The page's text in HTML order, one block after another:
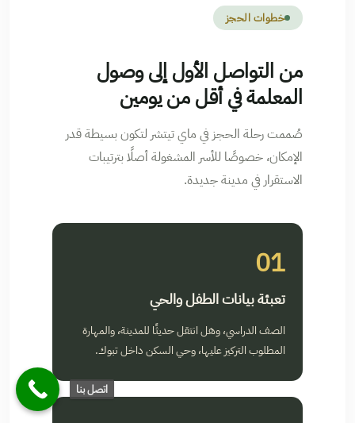
خطوات الحجز
من التواصل الأول إلى وصول
المعلمة في أقل من يومين
صُممت رحلة الحجز في ماي تيتشر لتكون بسيطة قدر
الإمكان، خصوصًا للأسر المشغولة أصلًا بترتيبات
الاستقرار في مدينة جديدة.
01
تعبئة بيانات الطفل والحي
الصف الدراسي، وهل انتقل حديثًا للمدينة، والمهارة
المطلوب التركيز عليها، وحي السكن داخل تبوك.
اتصل بنا